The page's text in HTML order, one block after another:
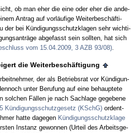
ob man eher die ei­ne oder eher die an­de­
An­trag auf vorläufi­ge Wei­ter­beschäfti­
der bei Kündi­gungs­schutz­kla­gen sehr wich­ti­
ab­ge­fasst sein soll­ten, hat sich
vom 15.04.2009, 3 AZB 93/08).
die Wei­ter­beschäfti­gung
der als Be­triebs­rat vor Kündi­gun­
un­ter Be­ru­fung auf ei­ne be­haup­te­te
sol­chen Fällen je nach Sach­la­ge ge­ge­be­ne
Kündi­gungs­schutz­ge­setz (KSchG)or­dent­
hat­te da­ge­gen Kündi­gungs­schutz­kla­ge
In­stanz ge­won­nen (Ur­teil des Ar­beits­ge­